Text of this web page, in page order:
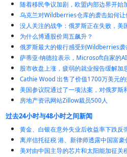
随着移民争议加剧，欧盟内部边界开始
乌克兰对Wildberries仓库的袭击如何让
没人关注的战争：俄罗斯正在失败，美
为什么博通股价周五飙升？
俄罗斯最大的银行感受到Wildberries袭
萨蒂亚·纳德拉表示，Microsoft自家的
股市收盘上涨，疲弱的就业报告缓解加
Cathie Wood 出售了价值1700万美元
美国参议院通过了一项法案，对俄罗斯
房地产资讯网站Zillow裁员500人
过去24小时与48小时之间新闻
黄金、白银在意外失业后收益率下跌
离岸信托征税 港、新律师透露中国富豪
美对由中国主导的芯片和太阳能加征关